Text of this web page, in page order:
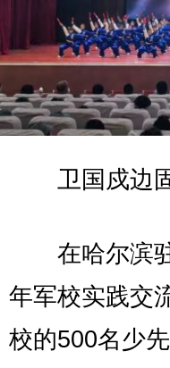
卫国戍边固
在哈尔滨驻
年军校实践交
校的500名少